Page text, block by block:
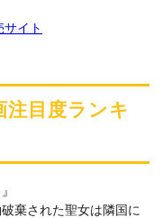
イト
目度ランキ
棄された聖女は隣国に